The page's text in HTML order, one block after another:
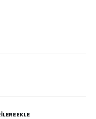
EKLE